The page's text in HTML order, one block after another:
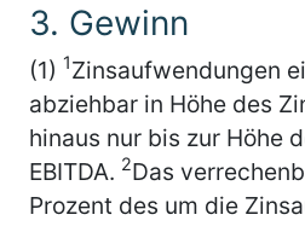
3. Gewinn
(1) 1Zinsaufwendungen
abziehbar in Höhe des
hinaus nur bis zur Höhe
EBITDA. 2Das
Prozent des um die